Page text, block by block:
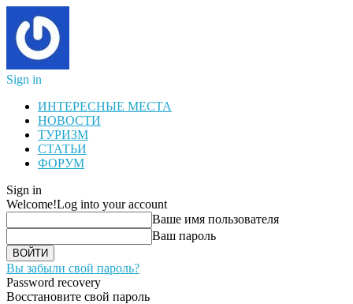
Sign in
ИНТЕРЕСНЫЕ МЕСТА
НОВОСТИ
ТУРИЗМ
СТАТЬИ
ФОРУМ
Sign in
Welcome!Log into your account
Ваше имя пользователя
Ваш пароль
Вы забыли свой пароль?
Password recovery
Восстановите свой пароль